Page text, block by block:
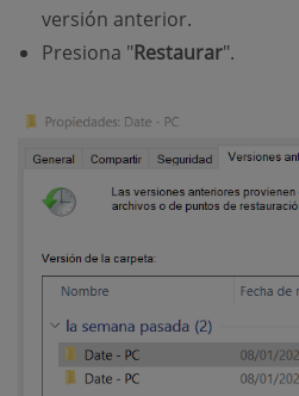
versión anterior.
Presiona "Restaurar".